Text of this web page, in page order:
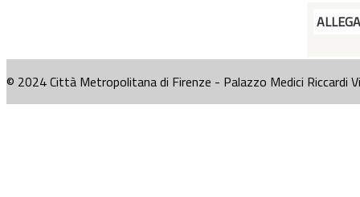
© 2024 Città Metropolitana di Firenze - Palazzo Medici Riccardi